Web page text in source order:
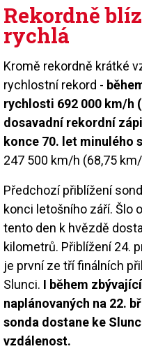
Rekordně
rychlá
Kromě rekordně krátké
rychlostní rekord -
rychlosti 692 000 km/h
dosavadní rekordní
konce 70. let minulého
247 500 km/h (68,75
Předchozí přiblížení
konci letošního září. Šlo
tento den k hvězdě
kilometrů. Přiblížení 24.
je první ze tří finálních
Slunci. I během
naplánovaných na 22.
sonda dostane ke
vzdálenost.